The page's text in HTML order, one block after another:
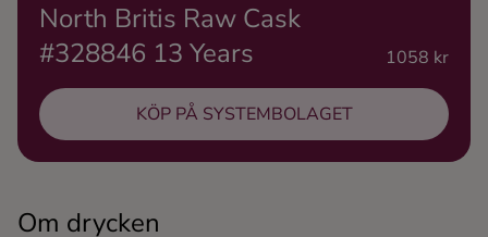
Om drycken
North Britis Raw Cask
#328846 13 Years
1058 kr
KÖP PÅ SYSTEMBOLAGET